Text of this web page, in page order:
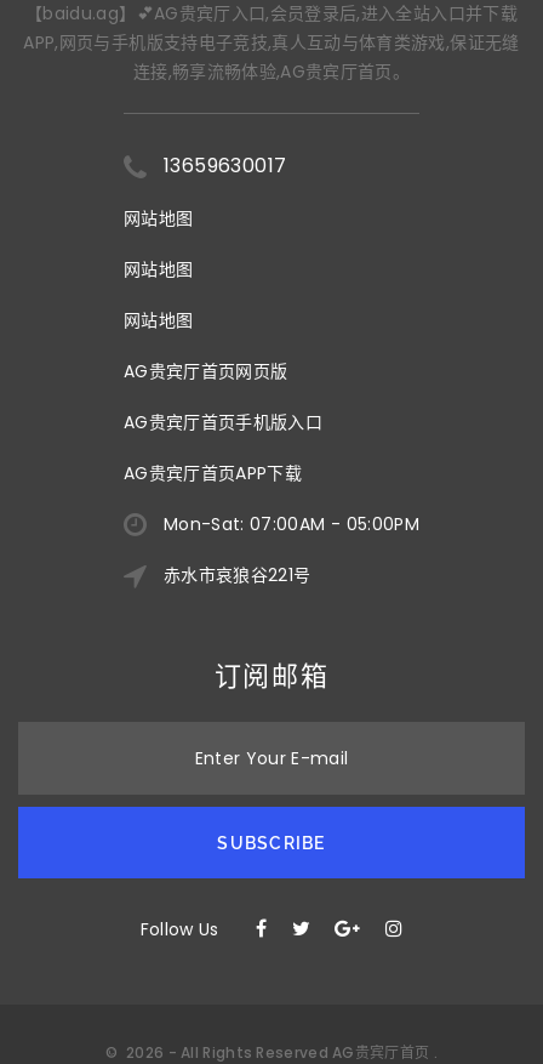
【baidu.ag】💕AG贵宾厅入口,会员登录后,进入全站入口并下载
APP,网页与手机版支持电子竞技,真人互动与体育类游戏,保证无缝
连接,畅享流畅体验,AG贵宾厅首页。
13659630017
网站地图
网站地图
网站地图
AG贵宾厅首页网页版
AG贵宾厅首页手机版入口
AG贵宾厅首页APP下载
Mon-Sat: 07:00AM - 05:00PM
赤水市哀狼谷221号
订阅邮箱
Enter Your E-mail
SUBSCRIBE
Follow Us
© 2026 - All Rights ReservedAG贵宾厅首页 .